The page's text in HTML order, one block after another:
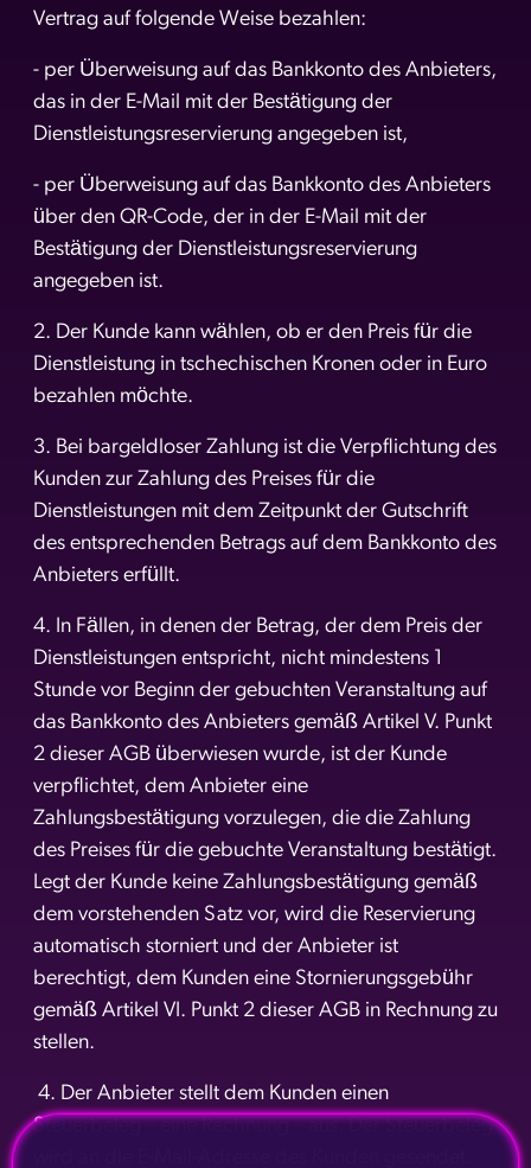
Vertrag auf folgende Weise bezahlen:
- per Überweisung auf das Bankkonto des Anbieters,
das in der E-Mail mit der Bestätigung der
Dienstleistungsreservierung angegeben ist,
- per Überweisung auf das Bankkonto des Anbieters
über den QR-Code, der in der E-Mail mit der
Bestätigung der Dienstleistungsreservierung
angegeben ist.
2. Der Kunde kann wählen, ob er den Preis für die
Dienstleistung in tschechischen Kronen oder in Euro
bezahlen möchte.
3. Bei bargeldloser Zahlung ist die Verpflichtung des
Kunden zur Zahlung des Preises für die
Dienstleistungen mit dem Zeitpunkt der Gutschrift
des entsprechenden Betrags auf dem Bankkonto des
Anbieters erfüllt.
4. In Fällen, in denen der Betrag, der dem Preis der
Dienstleistungen entspricht, nicht mindestens 1
Stunde vor Beginn der gebuchten Veranstaltung auf
das Bankkonto des Anbieters gemäß Artikel V. Punkt
2 dieser AGB überwiesen wurde, ist der Kunde
verpflichtet, dem Anbieter eine
Zahlungsbestätigung vorzulegen, die die Zahlung
des Preises für die gebuchte Veranstaltung bestätigt.
Legt der Kunde keine Zahlungsbestätigung gemäß
dem vorstehenden Satz vor, wird die Reservierung
automatisch storniert und der Anbieter ist
berechtigt, dem Kunden eine Stornierungsgebühr
gemäß Artikel VI. Punkt 2 dieser AGB in Rechnung zu
stellen.
4. Der Anbieter stellt dem Kunden einen
Steuerbeleg – eine Rechnung – aus. Der Steuerbeleg